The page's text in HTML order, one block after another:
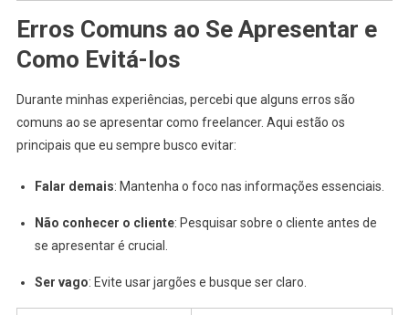
Erros Comuns ao Se Apresentar e
Como Evitá-los
Durante minhas experiências, percebi que alguns erros são
comuns ao se apresentar como freelancer. Aqui estão os
principais que eu sempre busco evitar:
Falar demais: Mantenha o foco nas informações essenciais.
Não conhecer o cliente: Pesquisar sobre o cliente antes de
se apresentar é crucial.
Ser vago: Evite usar jargões e busque ser claro.